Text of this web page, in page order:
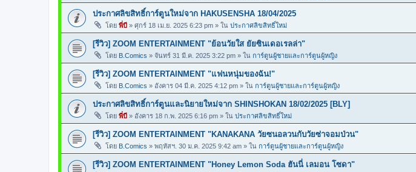
ประกาศลิขสิทธิ์การ์ตูนใหม่จาก HAKUSENSHA 18/04/2025
โดย พี่บี » ศุกร์ 18 เม.ย. 2025 6:23 pm » ใน ประกาศลิขสิทธิ์ใหม่
[รีวิว] ZOOM ENTERTAINMENT "ย้อนวัยใส ยัยซินเดอเรลล่า"
โดย B.Comics » จันทร์ 31 มี.ค. 2025 3:22 pm » ใน การ์ตูนผู้ชายและการ์ตูนผู้หญิง
[รีวิว] ZOOM ENTERTAINMENT "แฟนหนุ่มของฉัน!"
โดย B.Comics » อังคาร 04 มี.ค. 2025 4:12 pm » ใน การ์ตูนผู้ชายและการ์ตูนผู้หญิง
ประกาศลิขสิทธิ์การ์ตูนและนิยายใหม่จาก SHINSHOKAN 18/02/2025 [BLY]
โดย พี่บี » อังคาร 18 ก.พ. 2025 6:16 pm » ใน ประกาศลิขสิทธิ์ใหม่
[รีวิว] ZOOM ENTERTAINMENT "KANAKANA วัยซนอลวนกับวัยซ่าจอมป่วน"
โดย B.Comics » พฤหัสฯ. 30 ม.ค. 2025 9:42 am » ใน การ์ตูนผู้ชายและการ์ตูนผู้หญิง
[รีวิว] ZOOM ENTERTAINMENT "Honey Lemon Soda ฮันนี่ เลมอน โซดา"